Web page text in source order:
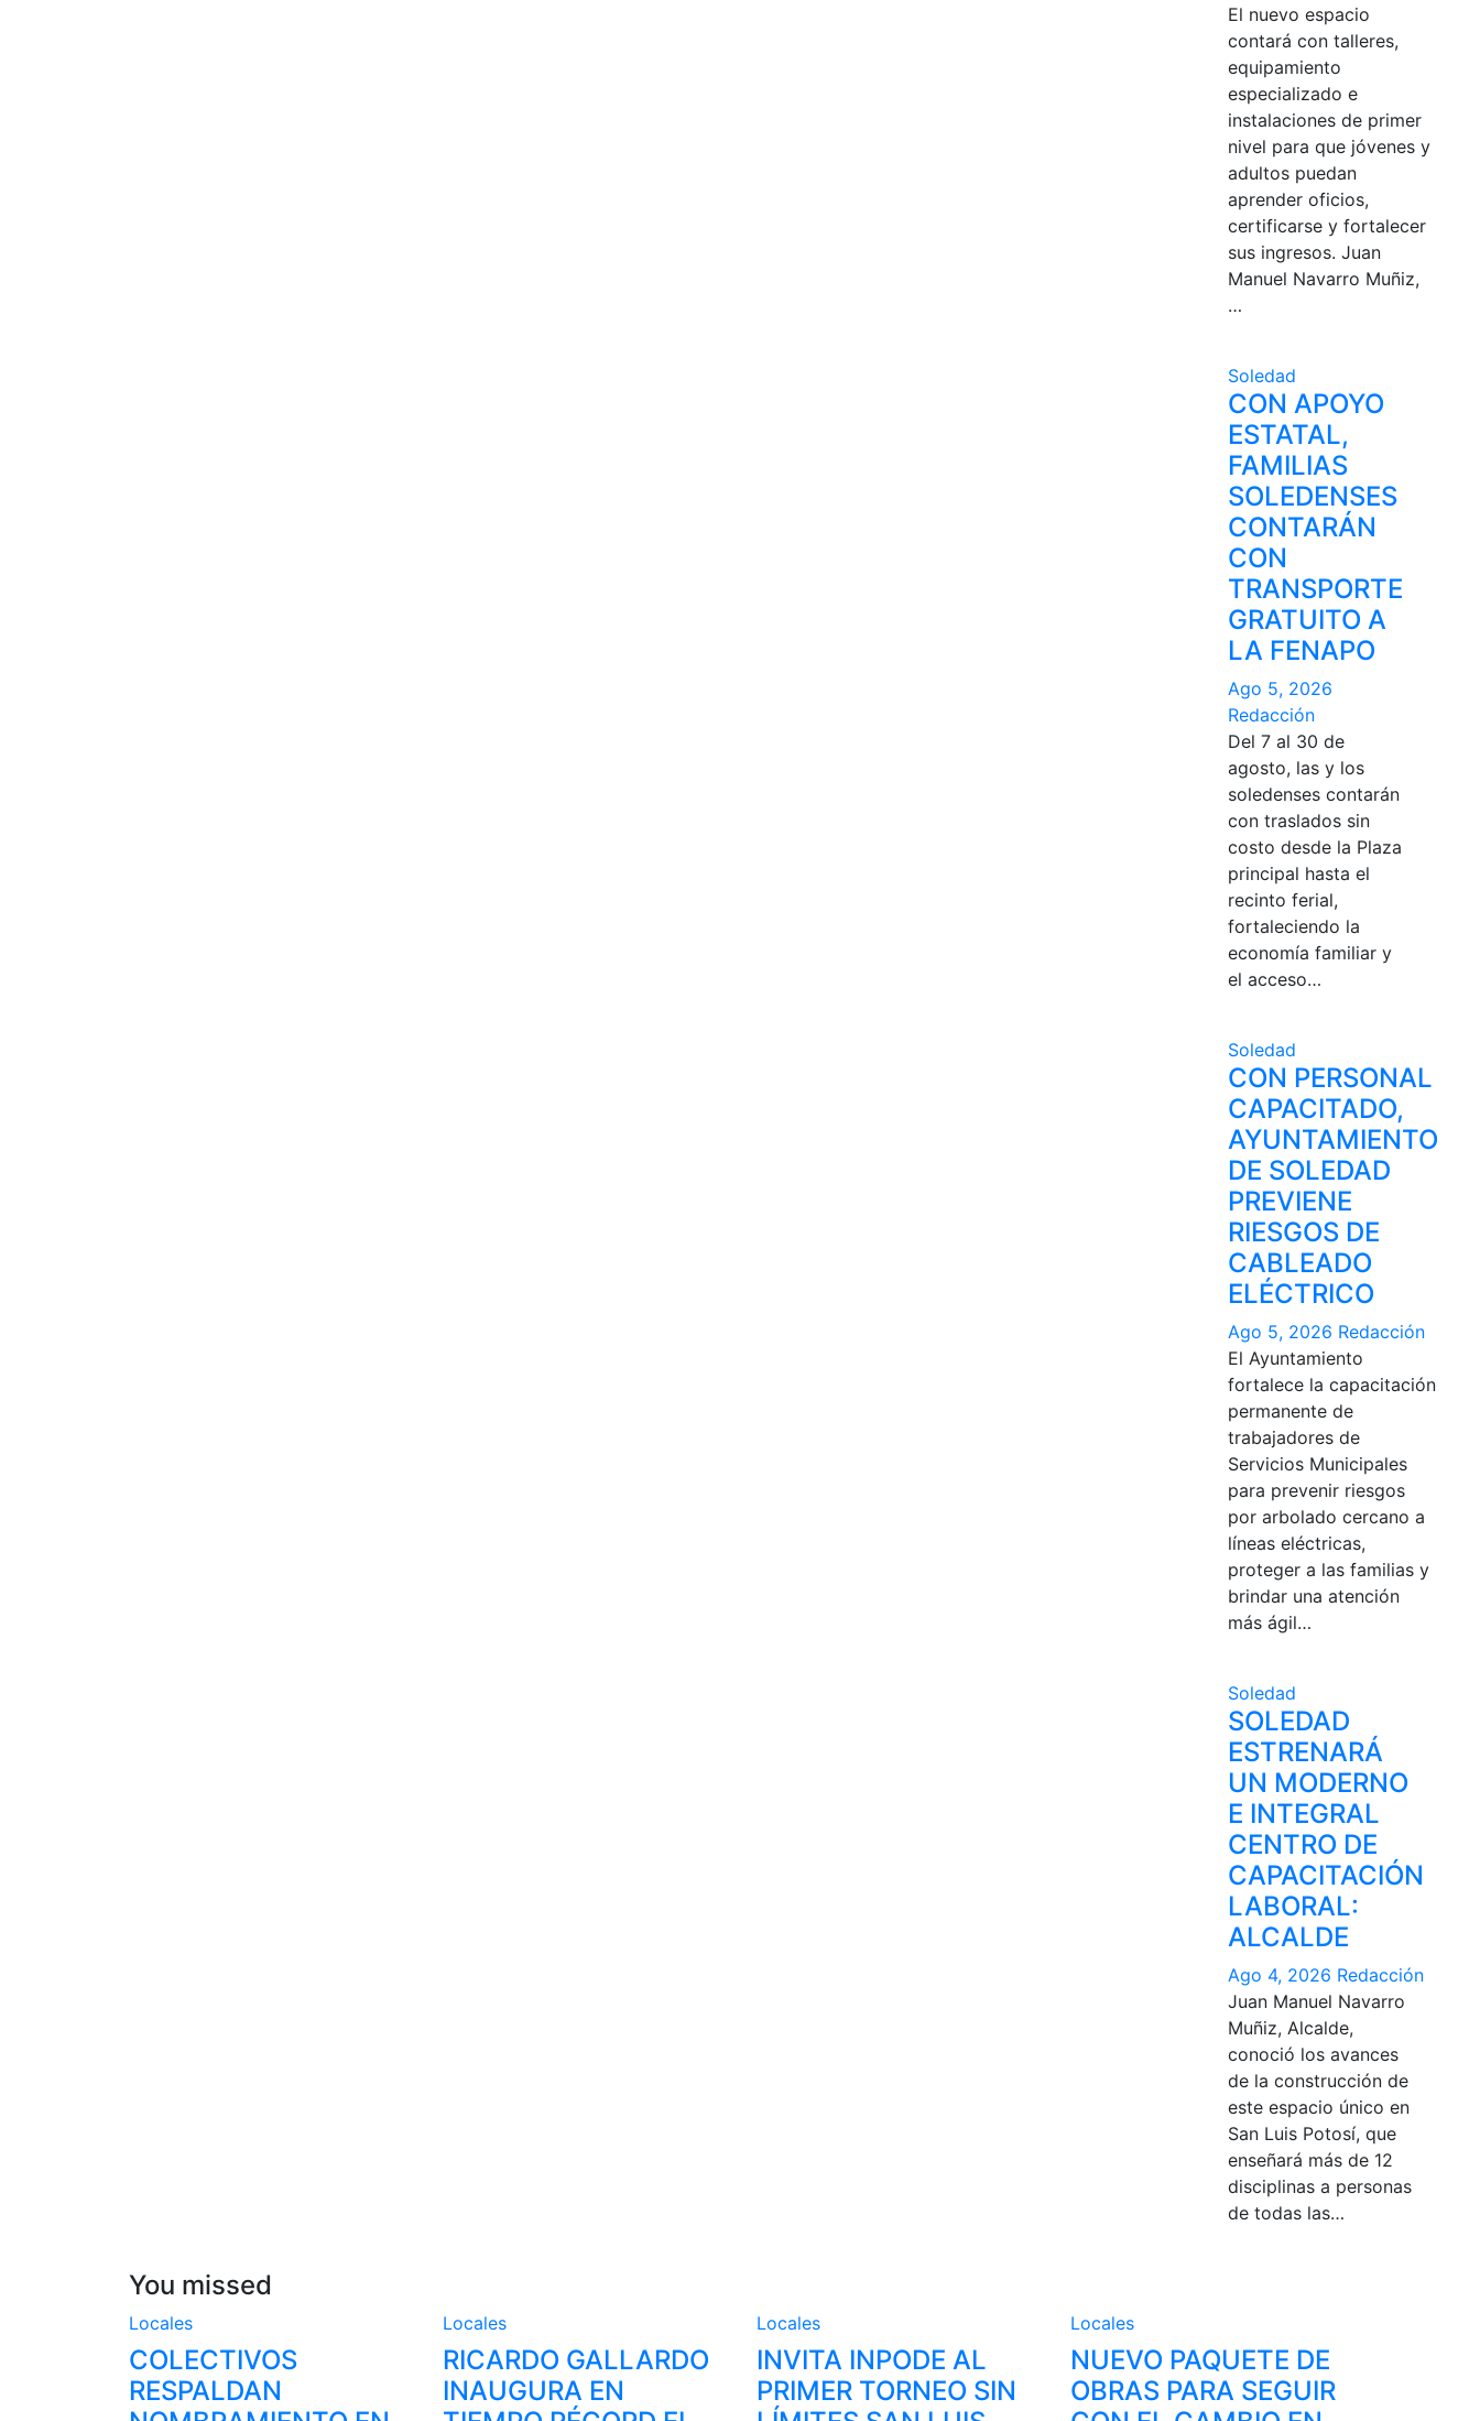
El nuevo espacio
contará con talleres,
equipamiento
especializado e
instalaciones de primer
nivel para que jóvenes y
adultos puedan
aprender oficios,
certificarse y fortalecer
sus ingresos. Juan
Manuel Navarro Muñiz,
…
Soledad
CON APOYO
ESTATAL,
FAMILIAS
SOLEDENSES
CONTARÁN
CON
TRANSPORTE
GRATUITO A
LA FENAPO
Ago 5, 2026
Redacción
Del 7 al 30 de
agosto, las y los
soledenses contarán
con traslados sin
costo desde la Plaza
principal hasta el
recinto ferial,
fortaleciendo la
economía familiar y
el acceso…
Soledad
CON PERSONAL
CAPACITADO,
AYUNTAMIENTO
DE SOLEDAD
PREVIENE
RIESGOS DE
CABLEADO
ELÉCTRICO
Ago 5, 2026 Redacción
El Ayuntamiento
fortalece la capacitación
permanente de
trabajadores de
Servicios Municipales
para prevenir riesgos
por arbolado cercano a
líneas eléctricas,
proteger a las familias y
brindar una atención
más ágil…
Soledad
SOLEDAD
ESTRENARÁ
UN MODERNO
E INTEGRAL
CENTRO DE
CAPACITACIÓN
LABORAL:
ALCALDE
Ago 4, 2026 Redacción
Juan Manuel Navarro
Muñiz, Alcalde,
conoció los avances
de la construcción de
este espacio único en
San Luis Potosí, que
enseñará más de 12
disciplinas a personas
de todas las…
You missed
Locales
COLECTIVOS
RESPALDAN
Locales
RICARDO GALLARDO
INAUGURA EN
Locales
INVITA INPODE AL
PRIMER TORNEO SIN
Locales
NUEVO PAQUETE DE
OBRAS PARA SEGUIR